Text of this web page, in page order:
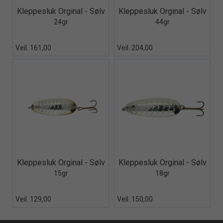
Quick View+
Kleppesluk Orginal - Sølv
24gr
Veil. 161,00
Quick View+
Kleppesluk Orginal - Sølv
44gr
Veil. 204,00
Quick View+
Kleppesluk Orginal - Sølv
15gr
Veil. 129,00
Quick View+
Kleppesluk Orginal - Sølv
18gr
Veil. 150,00